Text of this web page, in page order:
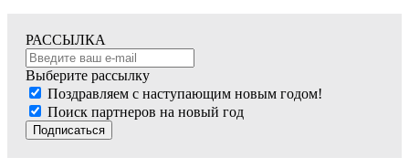
РАССЫЛКА
Выберите рассылку
Поздравляем с наступающим новым годом!
Поиск партнеров на новый год
Подписаться